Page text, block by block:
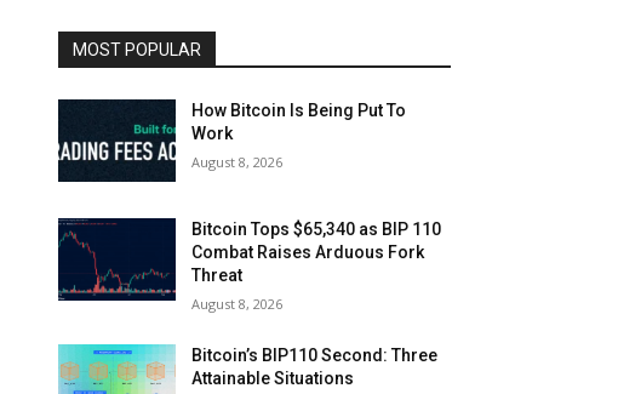
MOST POPULAR
How Bitcoin Is Being Put To
Work
August 8, 2026
Bitcoin Tops $65,340 as BIP 110
Combat Raises Arduous Fork
Threat
August 8, 2026
Bitcoin’s BIP110 Second: Three
Attainable Situations